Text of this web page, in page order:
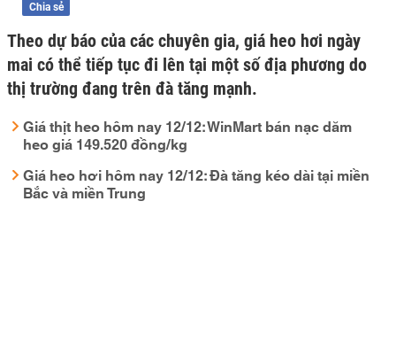
Chia sẻ
Theo dự báo của các chuyên gia, giá heo hơi ngày
mai có thể tiếp tục đi lên tại một số địa phương do
thị trường đang trên đà tăng mạnh.
Giá thịt heo hôm nay 12/12: WinMart bán nạc dăm
heo giá 149.520 đồng/kg
Giá heo hơi hôm nay 12/12: Đà tăng kéo dài tại miền
Bắc và miền Trung